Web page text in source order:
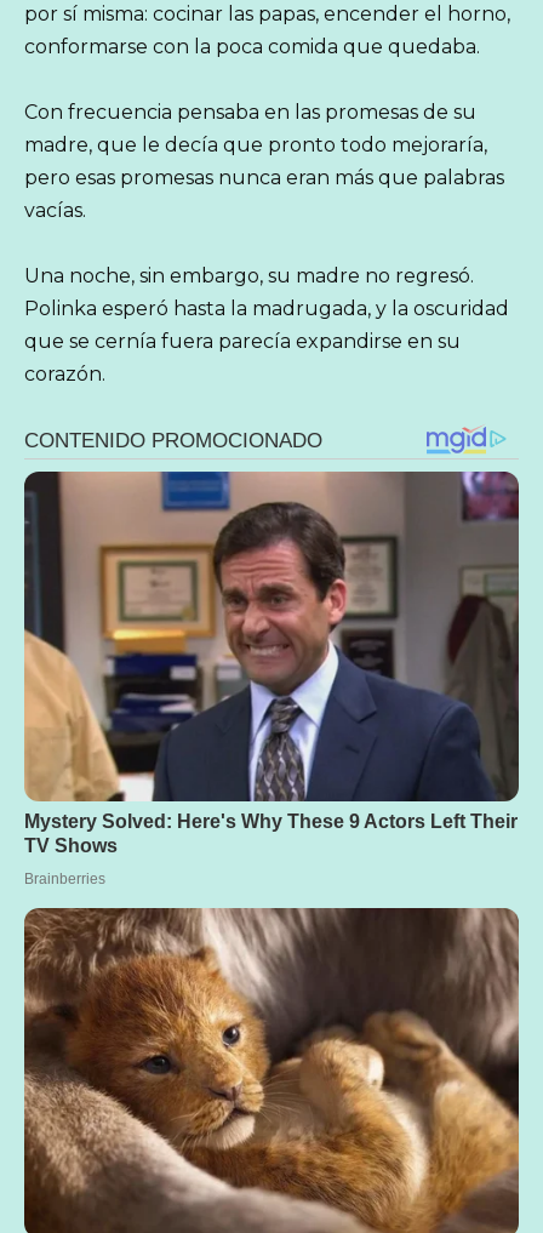
por sí misma: cocinar las papas, encender el horno,
conformarse con la poca comida que quedaba.
Con frecuencia pensaba en las promesas de su
madre, que le decía que pronto todo mejoraría,
pero esas promesas nunca eran más que palabras
vacías.
Una noche, sin embargo, su madre no regresó.
Polinka esperó hasta la madrugada, y la oscuridad
que se cernía fuera parecía expandirse en su
corazón.